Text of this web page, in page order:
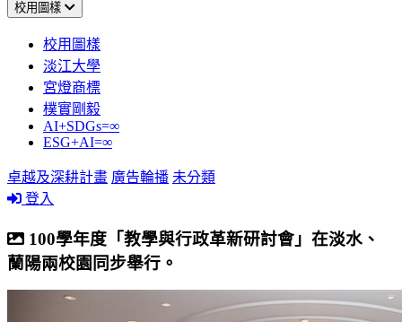
校用圖樣
校用圖樣
淡江大學
宮燈商標
樸實剛毅
AI+SDGs=∞
ESG+AI=∞
卓越及深耕計畫 廣告輪播 未分類
登入
100學年度「教學與行政革新研討會」在淡水、
蘭陽兩校園同步舉行。